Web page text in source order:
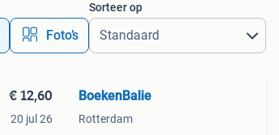
Foto’s
Sorteer op
€ 12,60
20 jul 26
BoekenBalie
Rotterdam